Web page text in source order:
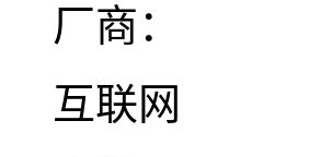
厂商：
互联网